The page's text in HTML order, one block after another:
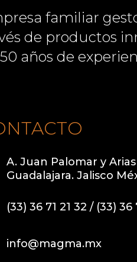
familiar
de productos
años de
A. Juan Palomar y
Guadalajara. Jalisco
(33) 36 71 21 32 / (33) 36
info@magma.mx